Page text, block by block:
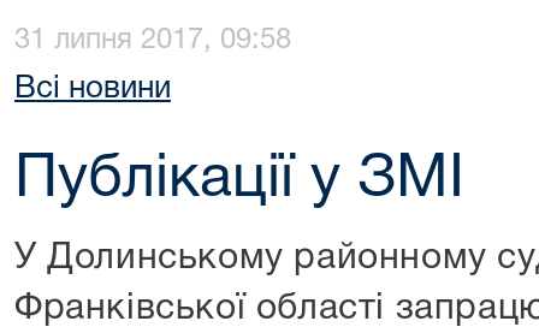
31 липня 2017, 09:58
Всі новини
Публікації у ЗМІ
У Долинському районному
Франківської області